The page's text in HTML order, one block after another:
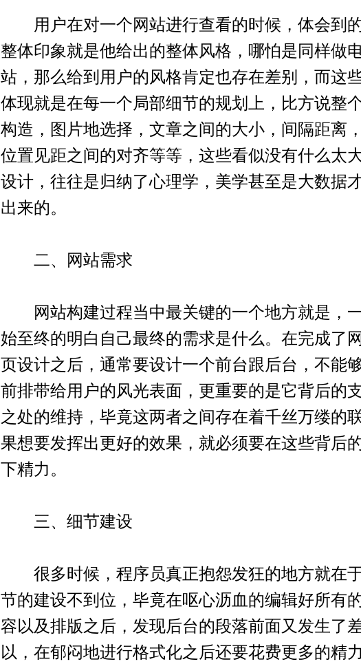
用户在对一个网站进行查看的时候，体会到
整体印象就是他给出的整体风格，哪怕是同样做
站，那么给到用户的风格肯定也存在差别，而这
体现就是在每一个局部细节的规划上，比方说整
构造，图片地选择，文章之间的大小，间隔距离
位置见距之间的对齐等等，这些看似没有什么太
设计，往往是归纳了心理学，美学甚至是大数据
出来的。
二、网站需求
网站构建过程当中最关键的一个地方就是，
始至终的明白自己最终的需求是什么。在完成了
页设计之后，通常要设计一个前台跟后台，不能
前排带给用户的风光表面，更重要的是它背后的
之处的维持，毕竟这两者之间存在着千丝万缕的
果想要发挥出更好的效果，就必须要在这些背后
下精力。
三、细节建设
很多时候，程序员真正抱怨发狂的地方就在
节的建设不到位，毕竟在呕心沥血的编辑好所有
容以及排版之后，发现后台的段落前面又发生了
以，在郁闷地进行格式化之后还要花费更多的精